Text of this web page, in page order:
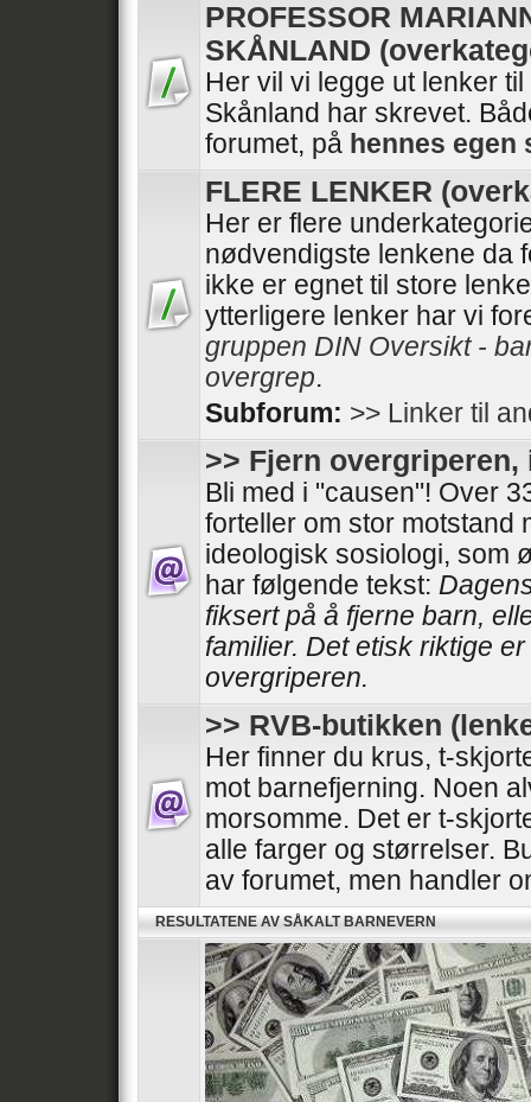
PROFESSOR
SKÅNLAND
Her vil vi legge ut lenker
Skånland har skrevet.
forumet, på hennes egen
FLERE LENKER
Her er flere
nødvendigste lenkene da
ikke er egnet til store
ytterligere lenker har vi
gruppen DIN Oversikt -
overgrep.
Subforum: >> Linker til
>> Fjern
Bli med i "causen"! Over
forteller om stor motstand
ideologisk sosiologi, som
har følgende tekst:
fiksert på å fjerne barn,
familier. Det etisk riktige
overgriperen.
>> RVB-butikken
Her finner du krus, t-
mot barnefjerning. Noen
morsomme. Det er t-
alle farger og størrelser.
av forumet, men handler
RESULTATENE AV SÅKALT BARNEVERN